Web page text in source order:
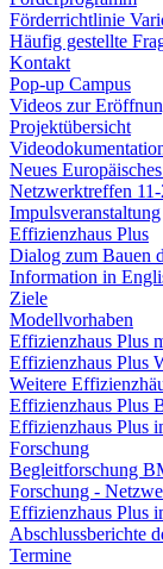
Förderrichtlinie
Häufig gestellte
Kontakt
Pop-up Campus
Videos zur
Projektübersicht
Neues
Netzwerktreffen
Impulsveranstaltung
Effizienzhaus Plus
Dialog zum Bauen
Information in
Ziele
Modellvorhaben
Effizienzhaus Plus
Effizienzhaus Plus
Weitere
Effizienzhaus Plus
Effizienzhaus Plus
Forschung
Begleitforschung
Forschung -
Effizienzhaus Plus
Abschlussberichte
Termine